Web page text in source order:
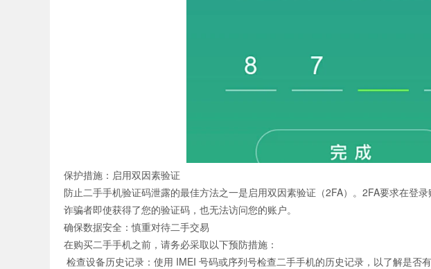
保护措施：启用双因素验证
防止二手手机验证码泄露的最佳方法之一是启用双因素验证（2FA）。2FA要求在登
诈骗者即使获得了您的验证码，也无法访问您的账户。
确保数据安全：慎重对待二手交易
在购买二手手机之前，请务必采取以下预防措施：
检查设备历史记录：使用 IMEI 号码或序列号检查二手手机的历史记录，以了解是否有